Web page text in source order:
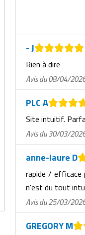
- J
Rien à dire
Avis du 08/04/
PLC A
Site intuitif.
Avis du 30/03/
anne-laure D
rapide / efficace
n'est du tout
Avis du 25/03/
GREGORY M